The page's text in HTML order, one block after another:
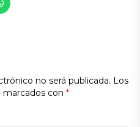
no será publicada. Los
con *